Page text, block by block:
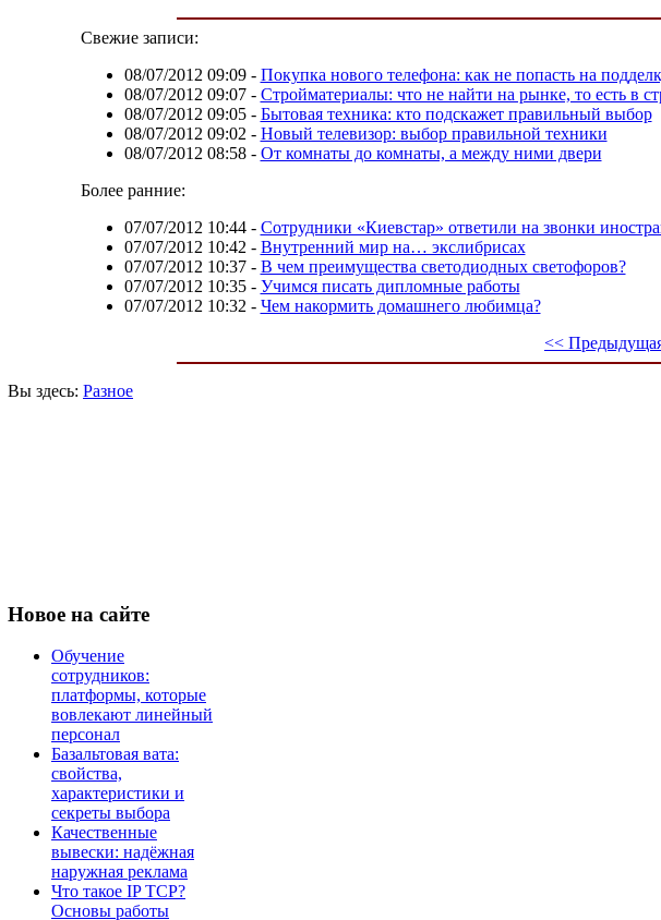
Свежие записи:
08/07/2012 09:09- Покупка нового телефона: как не попасть на
08/07/2012 09:07- Стройматериалы: что не найти на рынке, то есть в
08/07/2012 09:05- Бытовая техника: кто подскажет правильный выбор
08/07/2012 09:02 - Новый телевизор: выбор правильной техники
08/07/2012 08:58- От комнаты до комнаты, а между ними двери
Более ранние:
07/07/2012 10:44- Сотрудники «Киевстар» ответили на звонки
07/07/2012 10:42 - Внутренний мир на… экслибрисах
07/07/2012 10:37- В чем преимущества светодиодных светофоров?
07/07/2012 10:35- Учимся писать дипломные работы
07/07/2012 10:32 - Чем накормить домашнего любимца?
<<
Вы здесь: Разное
Новое на сайте
Обучение
сотрудников:
платформы, которые
вовлекают линейный
персонал
Базальтовая вата:
свойства,
характеристики и
секреты выбора
Качественные
вывески: надёжная
наружная реклама
Что такое IP TCP?
Основы работы